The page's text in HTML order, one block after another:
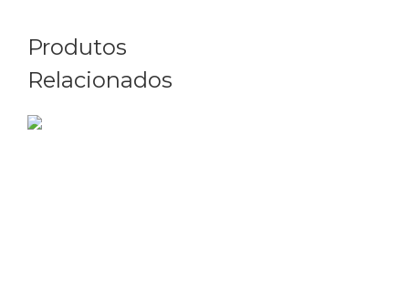
Produtos
Relacionados